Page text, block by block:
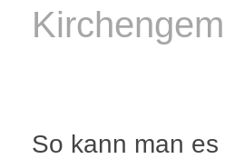
So kann man